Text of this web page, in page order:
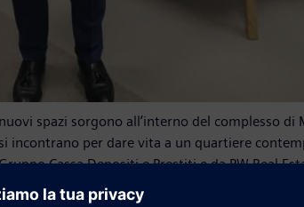
spazi sorgono all’interno del complesso
incontrano per dare vita a un quartiere
Cassa Depositi e Prestiti e da PW Real
processo.